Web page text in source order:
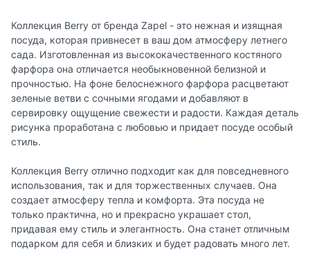
Коллекция Berry от бренда Zapel - это нежная и изящная
посуда, которая привнесет в ваш дом атмосферу летнего
сада. Изготовленная из высококачественного костяного
фарфора она отличается необыкновенной белизной и
прочностью. На фоне белоснежного фарфора расцветают
зеленые ветви с сочными ягодами и добавляют в
сервировку ощущение свежести и радости. Каждая деталь
рисунка проработана с любовью и придает посуде особый
стиль.
Коллекция Berry отлично подходит как для повседневного
использования, так и для торжественных случаев. Она
создает атмосферу тепла и комфорта. Эта посуда не
только практична, но и прекрасно украшает стол,
придавая ему стиль и элегантность. Она станет отличным
подарком для себя и близких и будет радовать много лет.